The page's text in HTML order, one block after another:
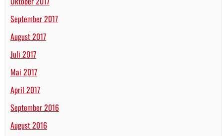
September 2017
August 2017
Juli 2017
Mai 2017
April 2017
September 2016
August 2016